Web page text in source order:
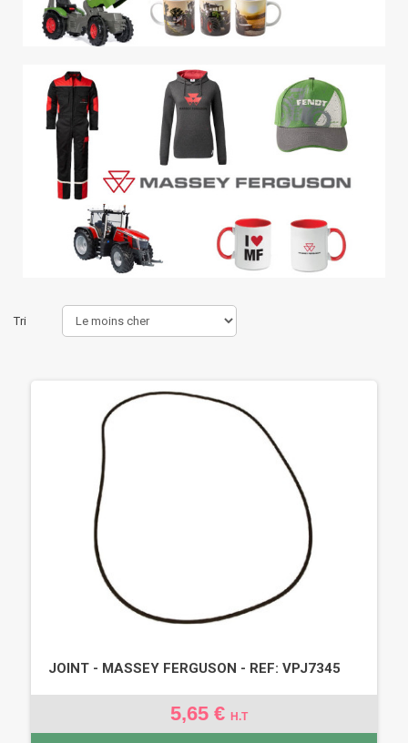
Tri
JOINT - MASSEY FERGUSON - REF: VPJ7345
5,65 € H.T